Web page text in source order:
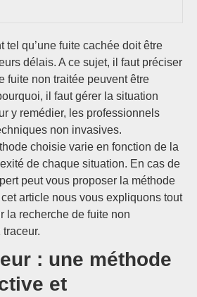
tel qu’une fuite cachée doit être
délais. A ce sujet, il faut préciser
fuite non traitée peuvent être
il faut gérer la situation
y remédier, les professionnels
non invasives.
choisie varie en fonction de la
de chaque situation. En cas de
peut vous proposer la méthode
article nous vous expliquons tout
la recherche de fuite non
: une méthode
et